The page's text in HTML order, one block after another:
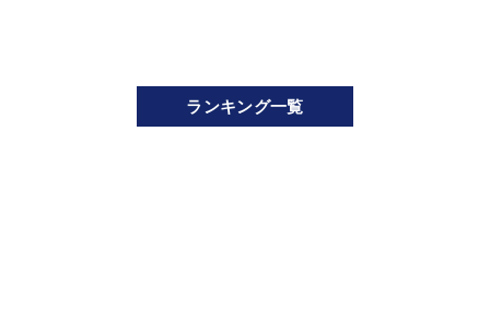
ランキング一覧